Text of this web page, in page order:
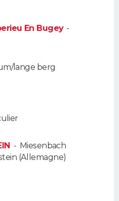
En Bugey-
lange berg
- Miesenbach
(Allemagne)